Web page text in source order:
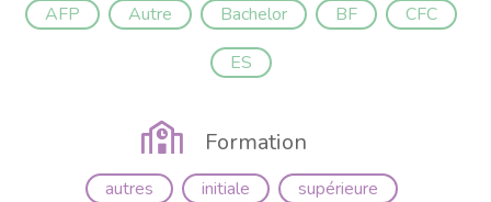
AFP Autre Bachelor BF
CFC
ES
Formation
autres initiale supérieure